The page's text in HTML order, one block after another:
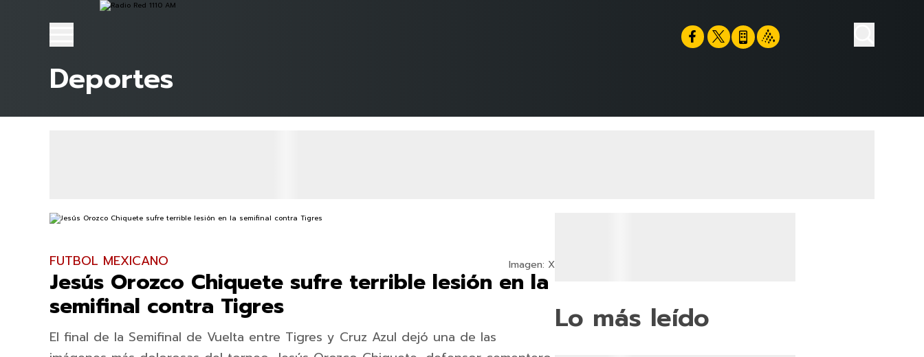
Deportes
Imagen: X
FUTBOL MEXICANO
Jesús Orozco Chiquete sufre terrible lesión en la
semifinal contra Tigres
El final de la Semifinal de Vuelta entre Tigres y Cruz Azul dejó una de las
Lo más leído